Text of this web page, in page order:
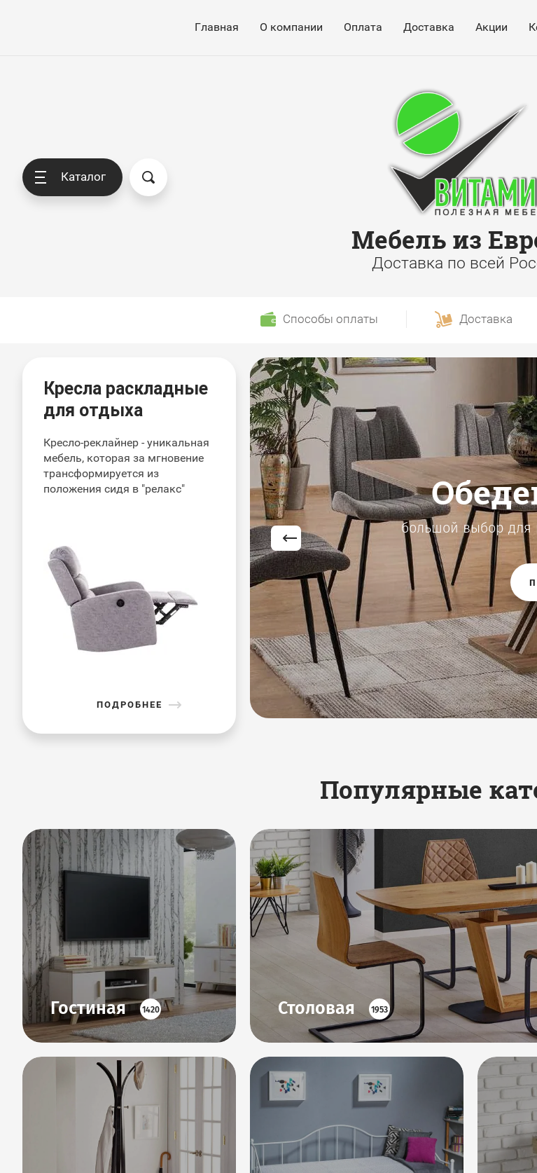
Главная О компании Оплата Доставка Акции
Каталог
Мебель из
Доставка по всей
Способы оплаты Доставка
Кресла раскладные
для отдыха
Кресло-реклайнер - уникальная
мебель, которая за мгновение
трансформируется из
положения сидя в "релакс"
ПОДРОБНЕЕ
Мебель из
Популярные
Гостиная 1420 Столовая 1953